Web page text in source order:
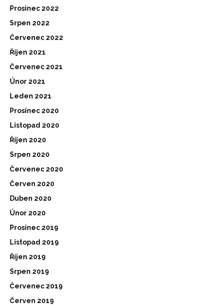
Prosinec 2022
Srpen 2022
Červenec 2022
Říjen 2021
Červenec 2021
Únor 2021
Leden 2021
Prosinec 2020
Listopad 2020
Říjen 2020
Srpen 2020
Červenec 2020
Červen 2020
Duben 2020
Únor 2020
Prosinec 2019
Listopad 2019
Říjen 2019
Srpen 2019
Červenec 2019
Červen 2019